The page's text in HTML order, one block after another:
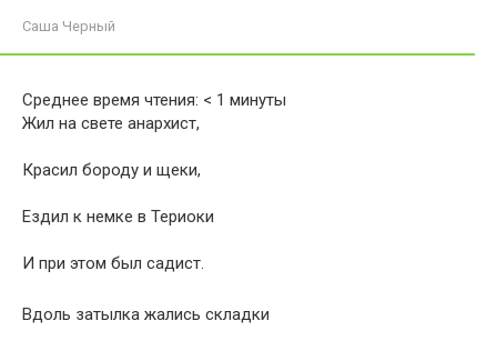
Саша Черный
Среднее время чтения: < 1 минуты
Жил на свете анархист,
Красил бороду и щеки,
Ездил к немке в Териоки
И при этом был садист.
Вдоль затылка жались складки